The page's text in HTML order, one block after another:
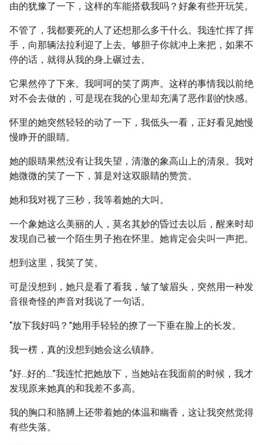
由的犹豫了一下，这样的车能搭载我吗？好象有些开玩笑。
不管了，我都要死的人了还想那么多干什么。我连忙挥了挥
手，向那辆法拉利迎了上去。够胆子你就冲上来把，如果不
停的话，就得从我的身上碾过去。
它果然停了下来。我呵呵的笑了两声。这样的事情我以前绝
对不会去做的，可是现在我的心里却充满了恶作剧的快感。
怀里的她突然轻轻的动了一下，我低头一看，正好看见她慢
慢睁开的眼睛。
她的眼睛果然没有让我失望，清澈的象高山上的清泉。我对
她微微的笑了一下，算是对这双眼睛的赞赏。
她和我对视了三秒，我等着她的大叫。
一个象她这么美丽的人，莫名其妙的昏过去以后，醒来时却
发现自己被一个陌生男子抱在怀里。她肯定会尖叫一声把。
想到这里，我笑了笑。
可是没想到，她只是看了看我，皱了皱眉头，突然用一种发
音很奇怪的声音对我说了一句话。
“放下我好吗？”她用手轻轻的撩了一下垂在脸上的长发。
我一楞，真的没想到她会这么镇静。
“好...好的....”我连忙把她放下，当她站在我面前的时候，我才
发现原来她真的和我差不多高。
我的胸口和胳膊上还带着她的体温和幽香，这让我突然觉得
有些失落。